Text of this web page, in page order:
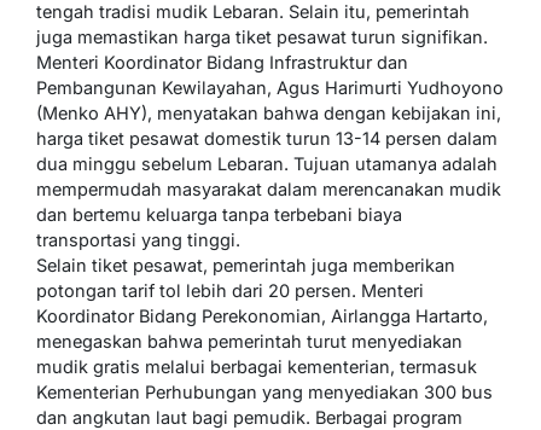
tengah tradisi mudik Lebaran. Selain itu, pemerintah
juga memastikan harga tiket pesawat turun signifikan.
Menteri Koordinator Bidang Infrastruktur dan
Pembangunan Kewilayahan, Agus Harimurti Yudhoyono
(Menko AHY), menyatakan bahwa dengan kebijakan ini,
harga tiket pesawat domestik turun 13-14 persen dalam
dua minggu sebelum Lebaran. Tujuan utamanya adalah
mempermudah masyarakat dalam merencanakan mudik
dan bertemu keluarga tanpa terbebani biaya
transportasi yang tinggi.
Selain tiket pesawat, pemerintah juga memberikan
potongan tarif tol lebih dari 20 persen. Menteri
Koordinator Bidang Perekonomian, Airlangga Hartarto,
menegaskan bahwa pemerintah turut menyediakan
mudik gratis melalui berbagai kementerian, termasuk
Kementerian Perhubungan yang menyediakan 300 bus
dan angkutan laut bagi pemudik. Berbagai program